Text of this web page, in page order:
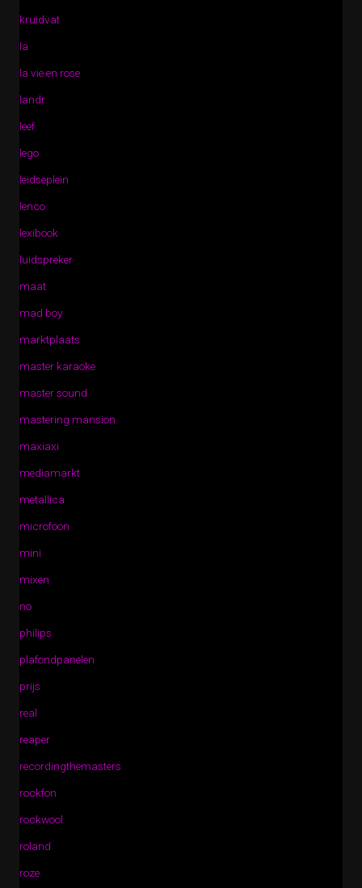
kruidvat
la
la vie en rose
landr
leef
lego
leidseplein
lenco
lexibook
luidspreker
maat
mad boy
marktplaats
master karaoke
master sound
mastering mansion
maxiaxi
mediamarkt
metallica
microfoon
mini
mixen
no
philips
plafondpanelen
prijs
real
reaper
recordingthemasters
rockfon
rockwool
roland
roze